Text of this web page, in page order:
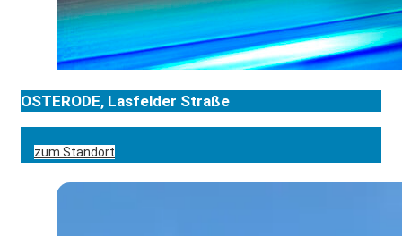
OSTERODE, Lasfelder Straße
zum Standort